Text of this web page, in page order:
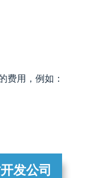
费用，例如：
发公司